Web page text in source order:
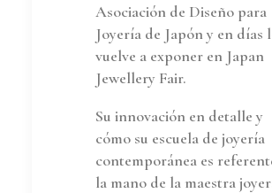
Asociación de Diseño para
Joyería de Japón y en días
vuelve a exponer en Japan
Jewellery Fair.
Su innovación en detalle y
cómo su escuela de joyería
contemporánea es
la mano de la maestra